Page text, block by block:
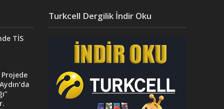
TİS
Turkcell Dergilik İndir Oku